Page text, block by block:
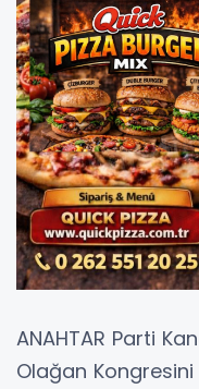
ANAHTAR Parti
Olağan